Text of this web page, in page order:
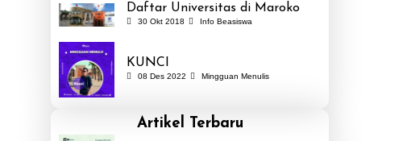
Daftar Universitas di Maroko
30 Okt 2018 Info Beasiswa
KUNCI
08 Des 2022 Mingguan Menulis
Artikel Terbaru